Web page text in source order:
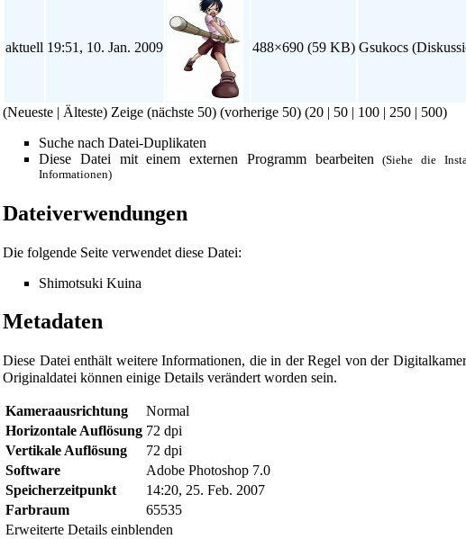
aktuell 19:51, 10. Jan. 2009 488×690 (59 KB) Gsukocs (
(Neueste | Älteste) Zeige (nächste 50) (vorherige 50) (20 | 50 | 100 | 250 | 500)
Suche nach Datei-Duplikaten
Diese Datei mit einem externen Programm bearbeiten
(Siehe die
Informationen)
Dateiverwendungen
Die folgende Seite verwendet diese Datei:
Shimotsuki Kuina
Metadaten
Diese Datei enthält weitere Informationen, die in der Regel von der
Originaldatei können einige Details verändert worden sein.
Kameraausrichtung
Normal
Horizontale Auflösung 72 dpi
Vertikale Auflösung
72 dpi
Software
Adobe Photoshop 7.0
Speicherzeitpunkt
14:20, 25. Feb. 2007
Farbraum
65535
Erweiterte Details einblenden
Diese Seite wurde zuletzt am 10. Januar 2009 um 19:51 Uhr geändert.
Powered by Computer-Base
Datenschutz-Optionen